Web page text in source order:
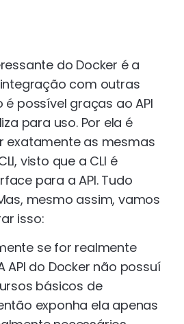
do Docker é a
com outras
é possível graças ao API
para uso. Por ela é
exatamente as mesmas
visto que a CLI é
para a API. Tudo
mesmo assim, vamos
isso:
se for realmente
API do Docker não possuí
básicos de
exponha ela apenas